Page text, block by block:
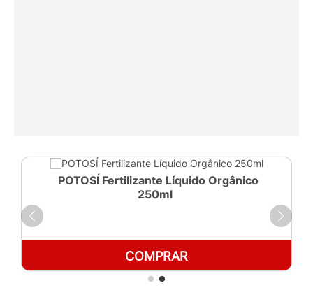
POTOSÍ Fertilizante Líquido Orgânico
250ml
COMPRAR